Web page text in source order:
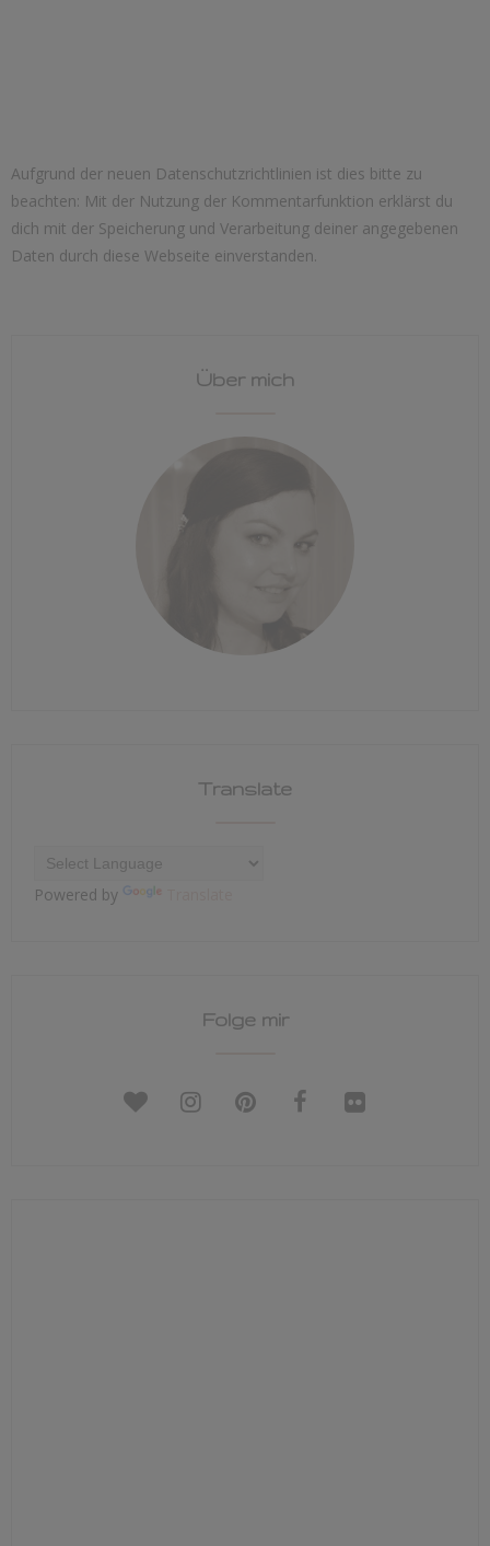
Aufgrund der neuen Datenschutzrichtlinien ist dies bitte zu
beachten: Mit der Nutzung der Kommentarfunktion erklärst du
dich mit der Speicherung und Verarbeitung deiner angegebenen
Daten durch diese Webseite einverstanden.
Über mich
Translate
Powered by
Folge mir